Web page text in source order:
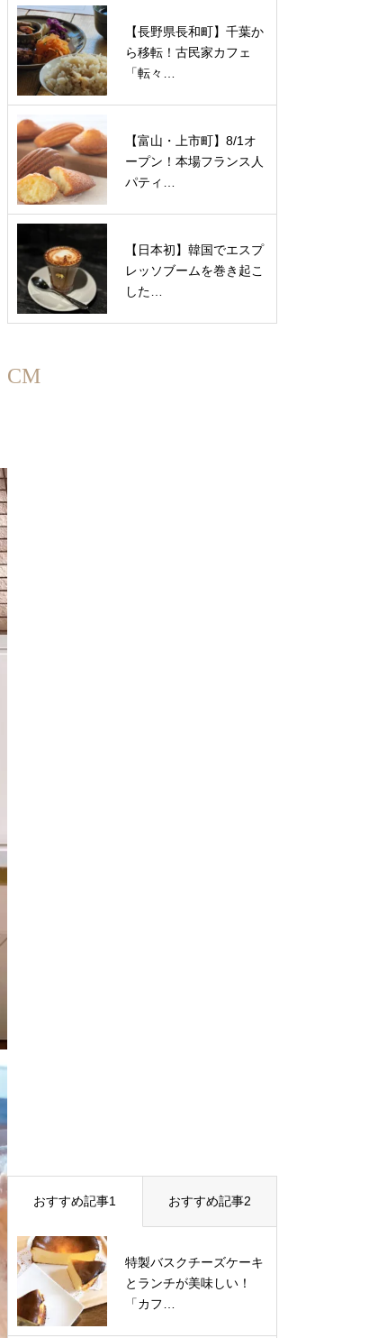
【長野県長和町】千葉か
ら移転！古民家カフェ
「転々…
【富山・上市町】8/1オ
ープン！本場フランス人
パティ…
【日本初】韓国でエスプ
レッソブームを巻き起こ
した…
CM
おすすめ記事1 おすすめ記事2
特製バスクチーズケーキ
とランチが美味しい！
「カフ…